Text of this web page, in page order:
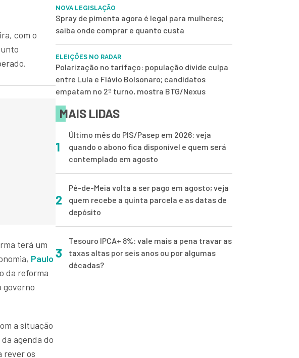
com o
terá um
Paulo
da reforma
governo
a situação
agenda do
rever os
NOVA LEGISLAÇÃO
Spray de pimenta agora é legal para mulheres;
saiba onde comprar e quanto custa
ELEIÇÕES NO RADAR
Polarização no tarifaço: população divide culpa
entre Lula e Flávio Bolsonaro; candidatos
empatam no 2º turno, mostra BTG/Nexus
MAIS LIDAS
1
Último mês do PIS/Pasep em 2026: veja
quando o abono fica disponível e quem será
contemplado em agosto
2
Pé-de-Meia volta a ser pago em agosto; veja
quem recebe a quinta parcela e as datas de
depósito
3
Tesouro IPCA+ 8%: vale mais a pena travar as
taxas altas por seis anos ou por algumas
décadas?